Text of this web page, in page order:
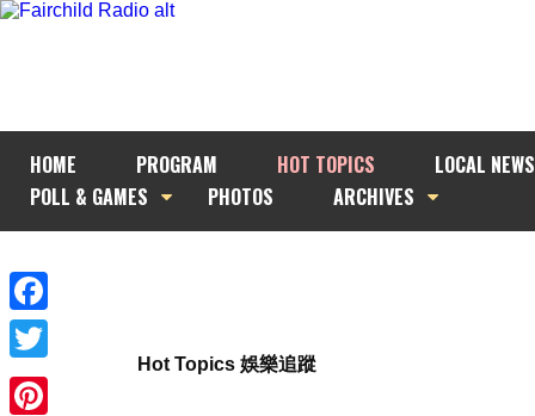
HOME PROGRAM HOT TOPICS
LOCAL NEWS
POLL & GAMES
PHOTOS ARCHIVES
Facebook
Twitter
Hot Topics 娛樂追蹤